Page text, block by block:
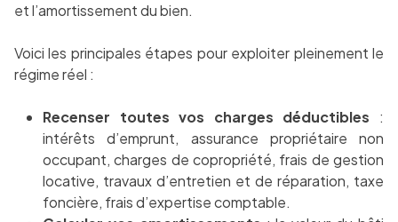
et l’amortissement du bien.
Voici les principales étapes pour exploiter pleinement le
régime réel :
Recenser toutes vos charges déductibles :
intérêts d’emprunt, assurance propriétaire non
occupant, charges de copropriété, frais de gestion
locative, travaux d’entretien et de réparation, taxe
foncière, frais d’expertise comptable.